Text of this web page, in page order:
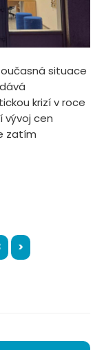
situace
krizí v roce
vývoj cen
zatím
>